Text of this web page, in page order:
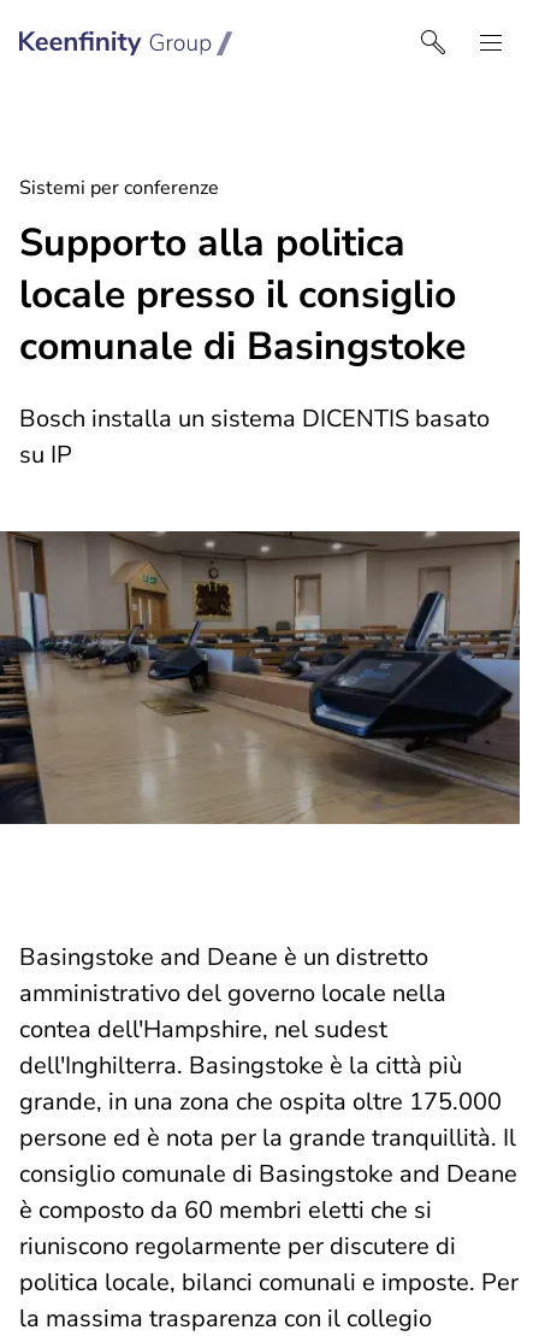
Keenfinity Group I Italy
Sistemi per conferenze
Supporto alla politica
locale presso il consiglio
comunale di Basingstoke
Bosch installa un sistema DICENTIS basato
su IP
Basingstoke and Deane è un distretto
amministrativo del governo locale nella
contea dell'Hampshire, nel sudest
dell'Inghilterra. Basingstoke è la città più
grande, in una zona che ospita oltre 175.000
persone ed è nota per la grande tranquillità. Il
consiglio comunale di Basingstoke and Deane
è composto da 60 membri eletti che si
riuniscono regolarmente per discutere di
politica locale, bilanci comunali e imposte. Per
la massima trasparenza con il collegio